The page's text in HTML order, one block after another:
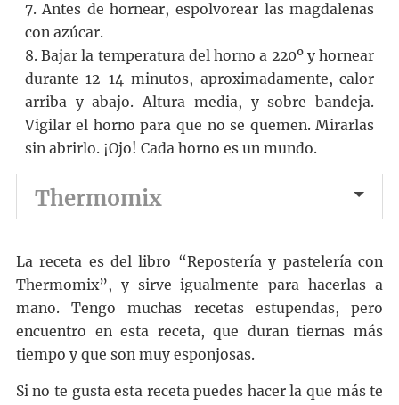
7. Antes de hornear, espolvorear las magdalenas
con azúcar.
8. Bajar la temperatura del horno a 220º y hornear
durante 12-14 minutos, aproximadamente, calor
arriba y abajo. Altura media, y sobre bandeja.
Vigilar el horno para que no se quemen. Mirarlas
sin abrirlo. ¡Ojo! Cada horno es un mundo.
Thermomix
La receta es del libro “Repostería y pastelería con
Thermomix”, y sirve igualmente para hacerlas a
mano. Tengo muchas recetas estupendas, pero
encuentro en esta receta, que duran tiernas más
tiempo y que son muy esponjosas.
Si no te gusta esta receta puedes hacer la que más te